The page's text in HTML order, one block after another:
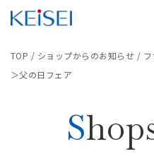
TOP / ショップからのお知らせ /
＞父の日フェア